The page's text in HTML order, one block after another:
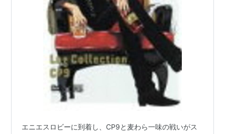
エニエスロビーに到着し、CP9と麦わら一味の戦いがス